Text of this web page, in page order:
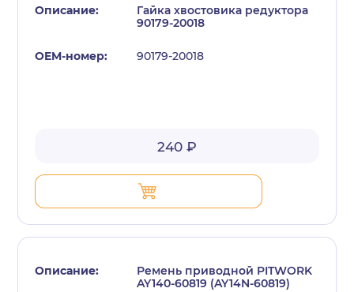
Гайка хвостовика редуктора
90179-20018
90179-20018
240 ₽
Ремень приводной PITWORK
AY140-60819 (AY14N-60819)